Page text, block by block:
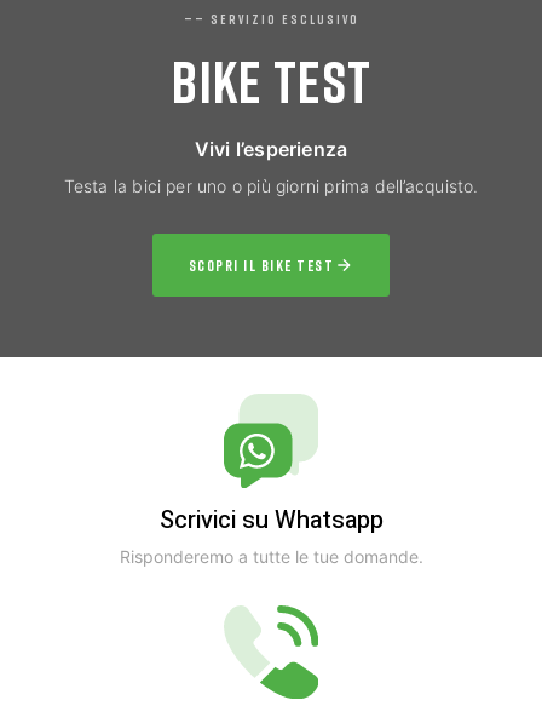
—— SERVIZIO ESCLUSIVO
BIKE TEST
Vivi l’esperienza
Testa la bici per uno o più giorni prima dell’acquisto.
SCOPRI IL BIKE TEST
Scrivici su Whatsapp
Risponderemo a tutte le tue domande.